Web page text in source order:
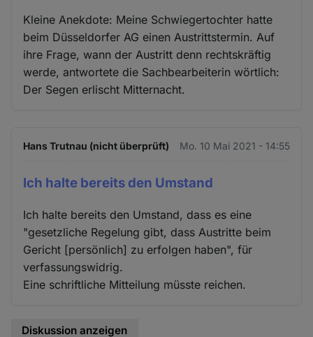
Kleine Anekdote: Meine Schwiegertochter hatte
beim Düsseldorfer AG einen Austrittstermin. Auf
ihre Frage, wann der Austritt denn rechtskräftig
werde, antwortete die Sachbearbeiterin wörtlich:
Der Segen erlischt Mitternacht.
Hans Trutnau (nicht überprüft) Mo. 10 Mai 2021 - 14:55
Ich halte bereits den Umstand
Ich halte bereits den Umstand, dass es eine
"gesetzliche Regelung gibt, dass Austritte beim
Gericht [persönlich] zu erfolgen haben", für
verfassungswidrig.
Eine schriftliche Mitteilung müsste reichen.
Diskussion anzeigen